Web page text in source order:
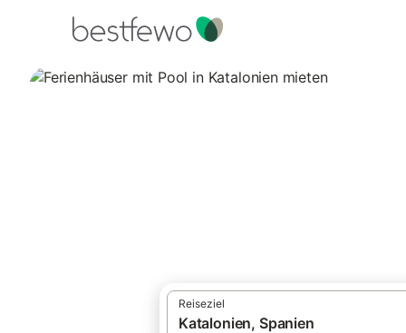
Reiseziel